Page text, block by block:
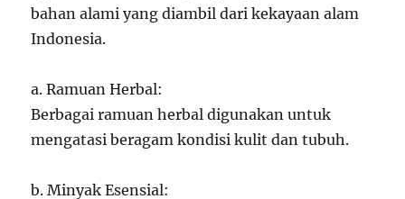
bahan alami yang diambil dari kekayaan alam
Indonesia.
a. Ramuan Herbal:
Berbagai ramuan herbal digunakan untuk
mengatasi beragam kondisi kulit dan tubuh.
b. Minyak Esensial: